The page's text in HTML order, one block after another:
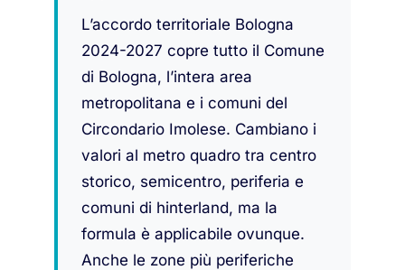
L’accordo territoriale Bologna
2024-2027 copre tutto il Comune
di Bologna, l’intera area
metropolitana e i comuni del
Circondario Imolese. Cambiano i
valori al metro quadro tra centro
storico, semicentro, periferia e
comuni di hinterland, ma la
formula è applicabile ovunque.
Anche le zone più periferiche